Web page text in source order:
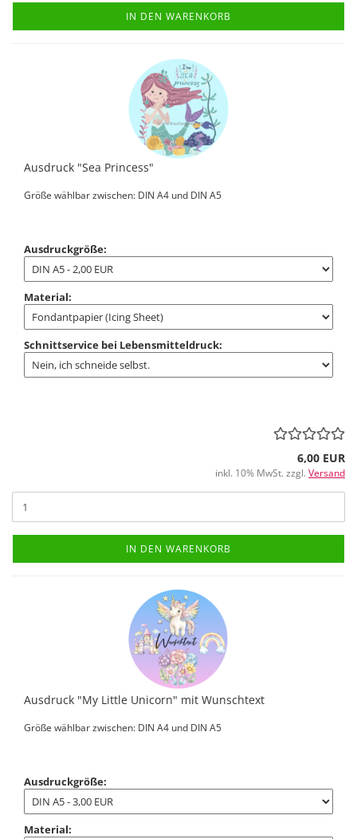
IN DEN WARENKORB
Ausdruck "Sea Princess"
Größe wählbar zwischen: DIN A4 und DIN A5
Ausdruckgröße:
Material:
Schnittservice bei Lebensmitteldruck:
6,00 EUR
inkl. 10% MwSt. zzgl. Versand
IN DEN WARENKORB
Ausdruck "My Little Unicorn" mit Wunschtext
Größe wählbar zwischen: DIN A4 und DIN A5
Ausdruckgröße:
Material: